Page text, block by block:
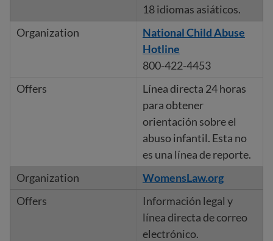
18 idiomas asiáticos.
National Child Abuse
Hotline
800-422-4453
Línea directa 24 horas
para obtener
orientación sobre el
abuso infantil. Esta no
es una línea de reporte.
WomensLaw.org
Información legal y
línea directa de correo
electrónico.